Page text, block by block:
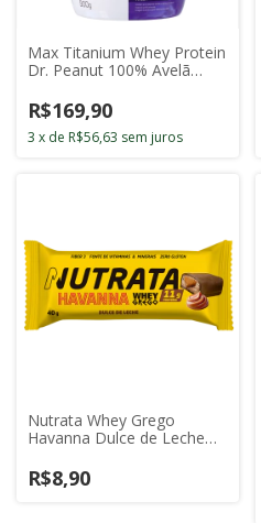
Max Titanium Whey Protein
Dr. Peanut 100% Avelã
R$169,90
3 x de R$56,63 sem juros
Nutrata Whey Grego
Havanna Dulce de Leche
R$8,90